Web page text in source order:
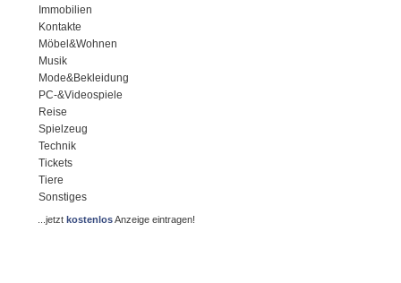
Immobilien
Kontakte
Möbel&Wohnen
Musik
Mode&Bekleidung
PC-&Videospiele
Reise
Spielzeug
Technik
Tickets
Tiere
Sonstiges
...jetztkostenlosAnzeige eintragen!